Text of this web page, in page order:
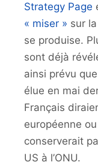
Strategy Page
« miser » sur
se produise.
sont déjà
ainsi prévu
élue en mai
Français
européenne
conserverait
US à l’ONU.